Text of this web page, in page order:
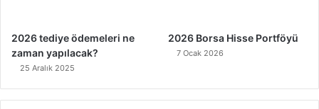
2026 tediye ödemeleri ne
zaman yapılacak?
25 Aralık 2025
2026 Borsa Hisse Portföyü
7 Ocak 2026